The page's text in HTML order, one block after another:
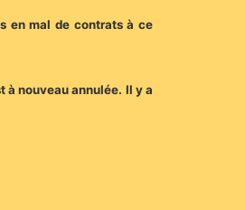
en mal de contrats à ce
à nouveau annulée. Il y a